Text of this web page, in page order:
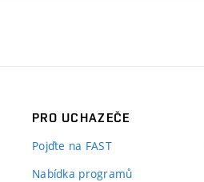
PRO UCHAZEČE
Pojďte na FAST
Nabídka programů